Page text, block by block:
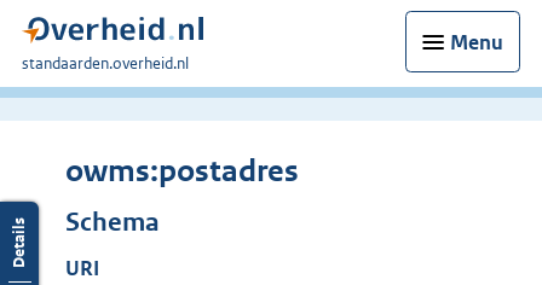
Menu
U
bent
standaarden.overheid.nl
owms:postadres
Schema
URI